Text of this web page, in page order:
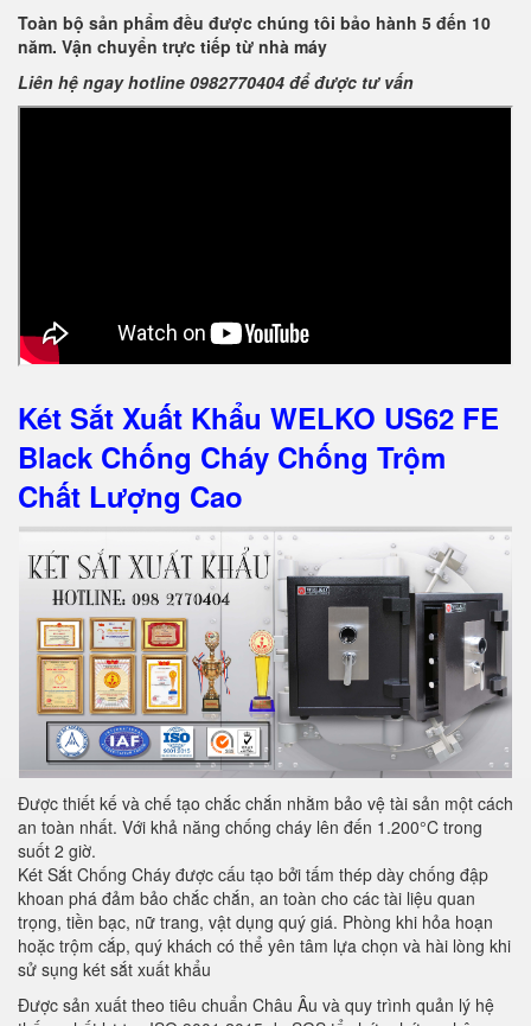
Toàn bộ sản phẩm đều được chúng tôi bảo hành 5 đến 10
năm. Vận chuyển trực tiếp từ nhà máy
Liên hệ ngay hotline 0982770404 để được tư vấn
Két Sắt Xuất Khẩu WELKO US62 FE
Black Chống Cháy Chống Trộm
Chất Lượng Cao
Được thiết kế và chế tạo chắc chắn nhằm bảo vệ tài sản một cách
an toàn nhất. Với khả năng chống cháy lên đến 1.200°C trong
suốt 2 giờ.
Két Sắt Chống Cháy được cấu tạo bởi tấm thép dày chống đập
khoan phá đảm bảo chắc chắn, an toàn cho các tài liệu quan
trọng, tiền bạc, nữ trang, vật dụng quý giá. Phòng khi hỏa hoạn
hoặc trộm cắp, quý khách có thể yên tâm lựa chọn và hài lòng khi
sử sụng két sắt xuất khẩu
Được sản xuất theo tiêu chuẩn Châu Âu và quy trình quản lý hệ